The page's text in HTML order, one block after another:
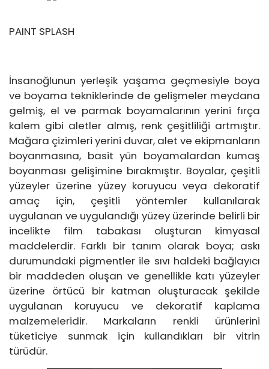
PAINT SPLASH
İnsanoğlunun yerleşik yaşama geçmesiyle boya
ve boyama tekniklerinde de gelişmeler meydana
gelmiş, el ve parmak boyamalarının yerini fırça
kalem gibi aletler almış, renk çeşitliliği artmıştır.
Mağara çizimleri yerini duvar, alet ve ekipmanların
boyanmasına, basit yün boyamalardan kumaş
boyanması gelişimine bırakmıştır. Boyalar, çeşitli
yüzeyler üzerine yüzey koruyucu veya dekoratif
amaç için, çeşitli yöntemler kullanılarak
uygulanan ve uygulandığı yüzey üzerinde belirli bir
incelikte film tabakası oluşturan kimyasal
maddelerdir. Farklı bir tanım olarak boya; askı
durumundaki pigmentler ile sıvı haldeki bağlayıcı
bir maddeden oluşan ve genellikle katı yüzeyler
üzerine örtücü bir katman oluşturacak şekilde
uygulanan koruyucu ve dekoratif kaplama
malzemeleridir. Markaların renkli ürünlerini
tüketiciye sunmak için kullandıkları bir vitrin
türüdür.